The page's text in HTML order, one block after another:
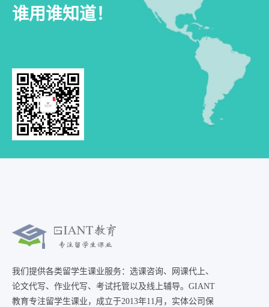
谁用谁知道！
我们提供各类留学生课业服务：选课咨询、网课代上、
论文代写、作业代写、考试托管以及线上辅导。GIANT
教育专注留学生课业，成立于2013年11月，实体公司保